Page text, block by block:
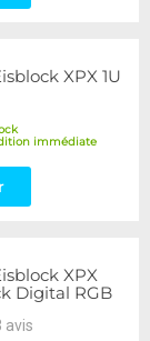
XPX 1U
immédiate
XPX
Digital RGB
avis